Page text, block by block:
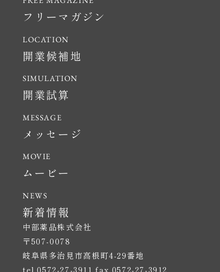
中部薬品株式会社
〒507-0078
岐阜県多治見市高根町4-29番地
tel.0572-27-3911 fax.0572-27-3912
フリーマガジン
開業候補地
開業試算
メッセージ
ムービー
新着情報